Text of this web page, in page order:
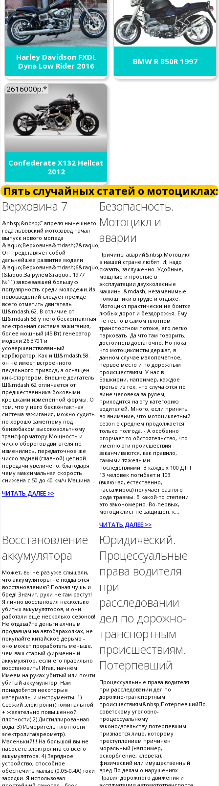
Harley Davidson FXDL
Dyna Low Rider 2016
BMW R 850R 1997
2616000р.*
Confederate X132 Hellcat
2012
Пять случайных статей о мотоциклах:
Верховина 7
&nbsp;&nbsp;С апреля нынешнего
года львовский мотозавод начал
выпуск нового мопеда
&laquo;Верховина&mdash;7&raquo;.
Он представляет собой
дальнейшее развитие модели
&laquo;Верховина&mdash;6&raquo;
(&laquo;За рулем&raquo;, 1977
№11) завоевавшей большую
популярность среди молодежи.Из
нововведений следует прежде
всего отметить двигатель
Ш&mdash;62. В отличие от
Ш&mdash;58 у него бесконтактная
электронная система зажигания,
более мощный (45 Вт) генератор
модели 26.3701 и
усовершенствованный
карбюратор. Как и Ш&mdash;58.
он не имеет встроенного
педального привода, а оснащен
кик-стартером. Внешне двигатель
Ш&mdash;62 отличается от
предшественника боковыми
крышками измененной формы. О
том, что у него бесконтактная
система зажигания, можно судить
по хорошо заметному под
бензобаком высоковольтному
трансформатору.Мощность и
число оборотов двигателя не
изменились, передаточное же
число задней (главной) цепной
передачи увеличено, благодаря
чему максимальная скорость
снижена с 50 до 40 км/ч.Машина ...
ЧИТАТЬ ДАЛЕЕ >>
Безопасность.
Мотоцикл и
аварии
Причины аварий&nbsp;Мотоцикл
в нашей стране любят. И, надо
сказать, заслуженно. Удобные,
мощные и простые в
эксплуатации двухколесные
машины &mdash; незаменимые
помощники в труде и отдыхе.
Мотоцикл практически не боится
любых дорог и бездорожья. Ему
не тесно в самом плотном
транспортном потоке, его легко
парковать. Да что там говорить,
достоинств достаточно. Но пока
что мотоциклисты держат, в
данном случае малопочетное,
первое место и по дорожным
происшествиям. У нас в
Башкирии, например, каждое
третье из тех, что случаются по
вине человека за рулем,
приходится на эту категорию
водителей. Много, если принять
во внимание, что мотоциклетный
сезон в среднем продолжается
только полгода. - А особенно
огорчает то обстоятельство, что
именно эти происшествия
заканчиваются, как правило,
самыми тяжелыми
последствиями. В каждых 100 ДТП
13 человек погибает и 103
(включая, естественно,
пассажиров) получает разного
рода травмы. В какой-то степени
это закономерно. Во-первых,
мотоциклист не защищен, к...
ЧИТАТЬ ДАЛЕЕ >>
Восстановление
аккумулятора
Может, вы не раз уже слышали,
что аккумуляторы не поддаются
восстановлению? Полная чушь и
бред! Значит, руки не там растут!
Я лично восстановил несколько
убитых аккумуляторов, и они
работали ещё несколько сезонов!
Не отдавайте деньги алчным
продавцам на автобарахолках, не
покупайте китайское дерьмо -
оно может проработать меньше,
чем ваш старый фирменный
аккумулятор, если его правильно
восстановить! Итак, начнём.
Имеем на руках убитый или почти
убитый аккумулятор. Нам
понадобятся некоторые
материалы и инструменты: 1)
Свежий электролит(номинальной
+ желательно повышенной
плотности) 2) Дистиллированная
вода. 3) Измеритель плотности
электролита(ареометр).
Маленький!!! На большой вы не
насосёте электролита со всего
аккумулятора. 4) Зарядное
устройство, способное
обеспечить малые (0,05-0,4А) токи
зарядки. Я использовал
Юридический.
Процессуальные
права водителя
при
расследовании
дел по дорожно-
транспортным
происшествиям.
Потерпевший
Процессуальные права водителя
при расследовании дел по
дорожно-транспортным
происшествиям&nbsp;ПотерпевшийПо
советскому уголовно-
процессуальному
законодательству потерпевшим
признается лицо, которому
преступлением причинен
моральный (например,
оскорбление, клевета),
физический или имущественный
вред.По делам о нарушениях
Правил дорожного движения и